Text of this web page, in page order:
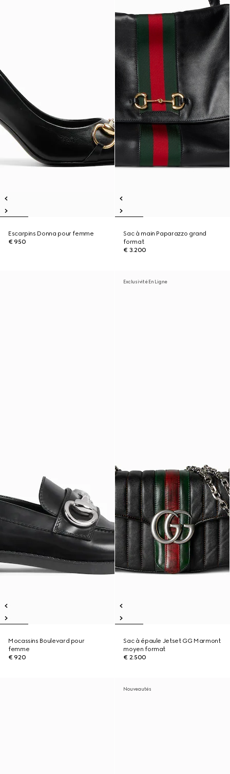
Escarpins Donna pour femme
€ 950
Sac à main Paparazzo grand
format
€ 3.200
Mocassins Boulevard pour
femme
€ 920
Exclusivité En Ligne
Sac à épaule Jetset GG Marmont
moyen format
€ 2.500
Nouveautés